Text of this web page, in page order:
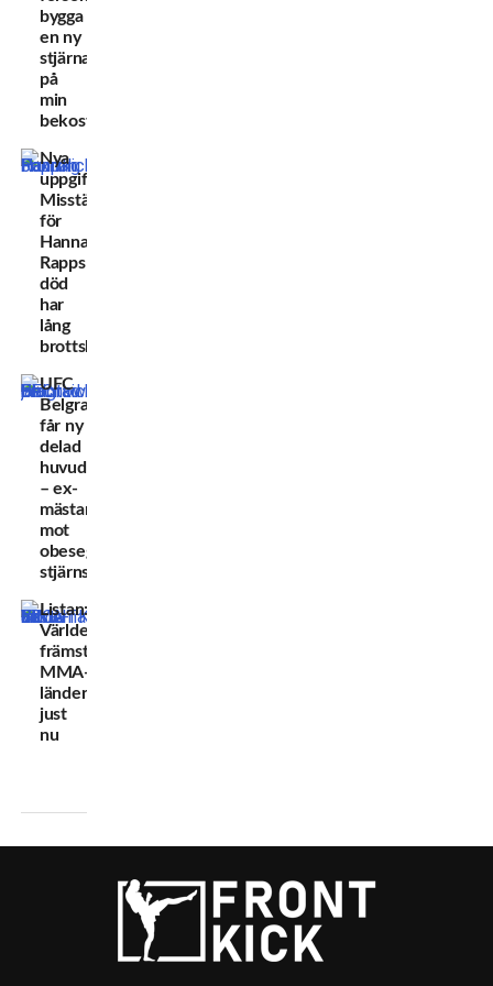
bygga
en ny
stjärna
på
min
bekostnad”
Nya
uppgifter:
Misstänkte
för
Hannah
Rapps
död
har
lång
brottshistorik
UFC
Belgrad
får ny
delad
huvudmatch
– ex-
mästare
mot
obesegrat
stjärnskott
Listan:
Världens
främsta
MMA-
länder
just
nu